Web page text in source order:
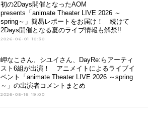
初の2Days開催となったAOM
presents「animate Theater LIVE 2026 ～
spring～」簡易レポートをお届け！ 続けて
2Days開催となる夏のライブ情報も解禁!!
2026-06-01 10:30
岬なこさん、シユイさん、DayRe:らアーティ
スト6組が出演！ アニメイトによるライブイ
ベント「animate Theater LIVE 2026 ～spring
～」の出演者コメントまとめ
2026-05-16 19:00